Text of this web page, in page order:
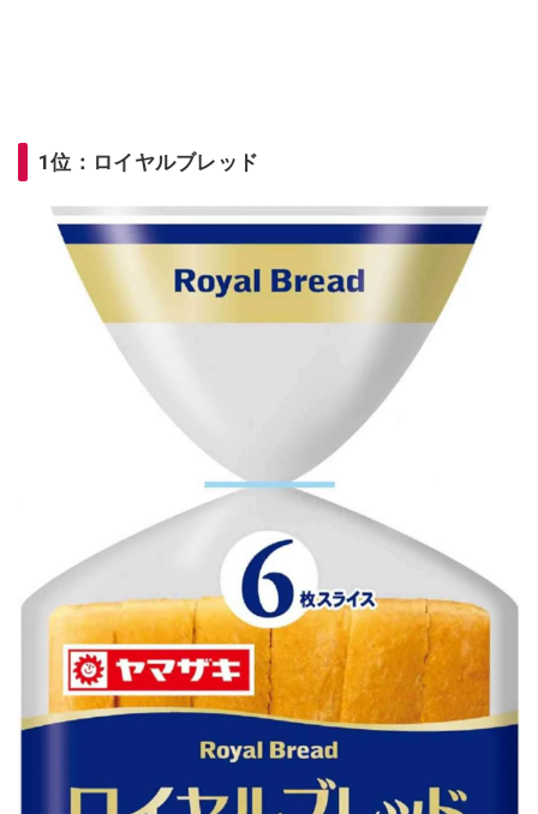
1位：ロイヤルブレッド